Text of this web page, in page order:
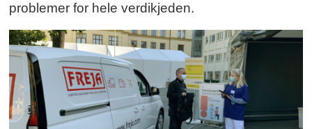
problemer for hele verdikjeden.